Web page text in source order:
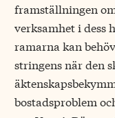
framställningen
verksamhet i dess
ramarna kan
stringens när den
bostadsproblem